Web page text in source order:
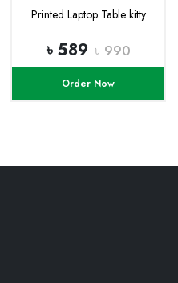
Printed Laptop Table kitty
৳ 589 ৳ 990
Order Now